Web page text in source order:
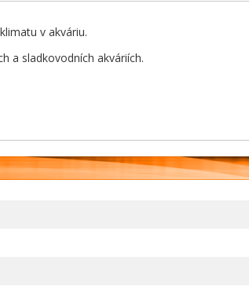
v akváriu.
a sladkovodních akváriích.